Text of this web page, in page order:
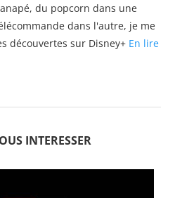
du popcorn dans une
dans l'autre, je me
découvertes sur Disney+ En lire
INTERESSER